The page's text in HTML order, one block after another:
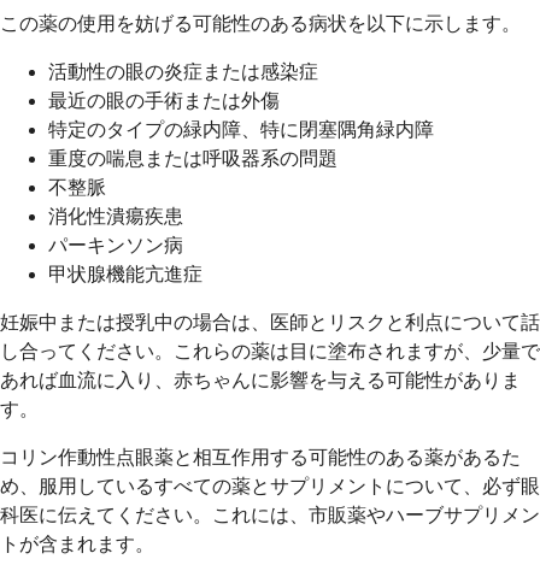
この薬の使用を妨げる可能性のある病状を以下に示します。
活動性の眼の炎症または感染症
最近の眼の手術または外傷
特定のタイプの緑内障、特に閉塞隅角緑内障
重度の喘息または呼吸器系の問題
不整脈
消化性潰瘍疾患
パーキンソン病
甲状腺機能亢進症
妊娠中または授乳中の場合は、医師とリスクと利点について話
し合ってください。これらの薬は目に塗布されますが、少量で
あれば血流に入り、赤ちゃんに影響を与える可能性がありま
す。
コリン作動性点眼薬と相互作用する可能性のある薬があるた
め、服用しているすべての薬とサプリメントについて、必ず眼
科医に伝えてください。これには、市販薬やハーブサプリメン
トが含まれます。